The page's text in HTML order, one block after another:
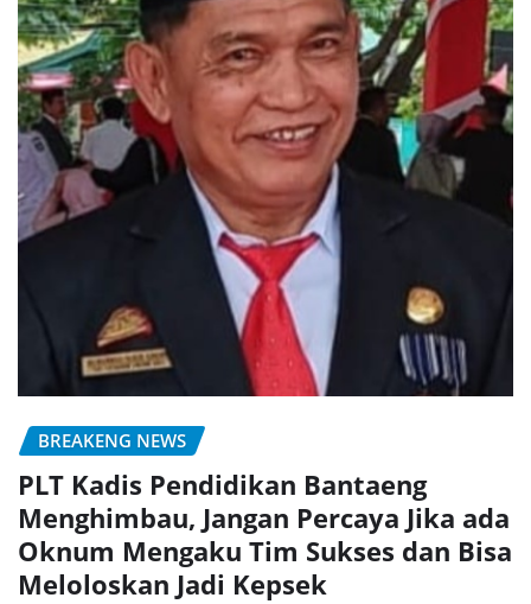
BREAKENG NEWS
PLT Kadis Pendidikan Bantaeng
Menghimbau, Jangan Percaya Jika ada
Oknum Mengaku Tim Sukses dan Bisa
Meloloskan Jadi Kepsek